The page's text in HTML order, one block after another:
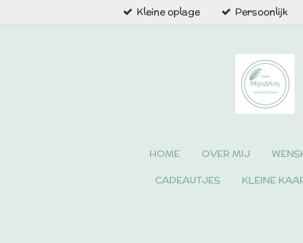
Kleine oplage Persoonlijk
HOME OVER MIJ
CADEAUTJES
KLEINE